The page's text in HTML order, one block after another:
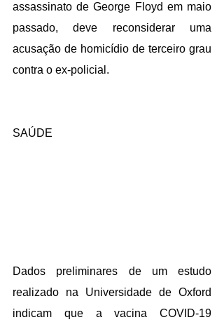
assassinato de George Floyd em maio
passado, deve reconsiderar uma
acusação de homicídio de terceiro grau
contra o ex-policial.
SAÚDE
Dados preliminares de um estudo
realizado na Universidade de Oxford
indicam que a vacina COVID-19